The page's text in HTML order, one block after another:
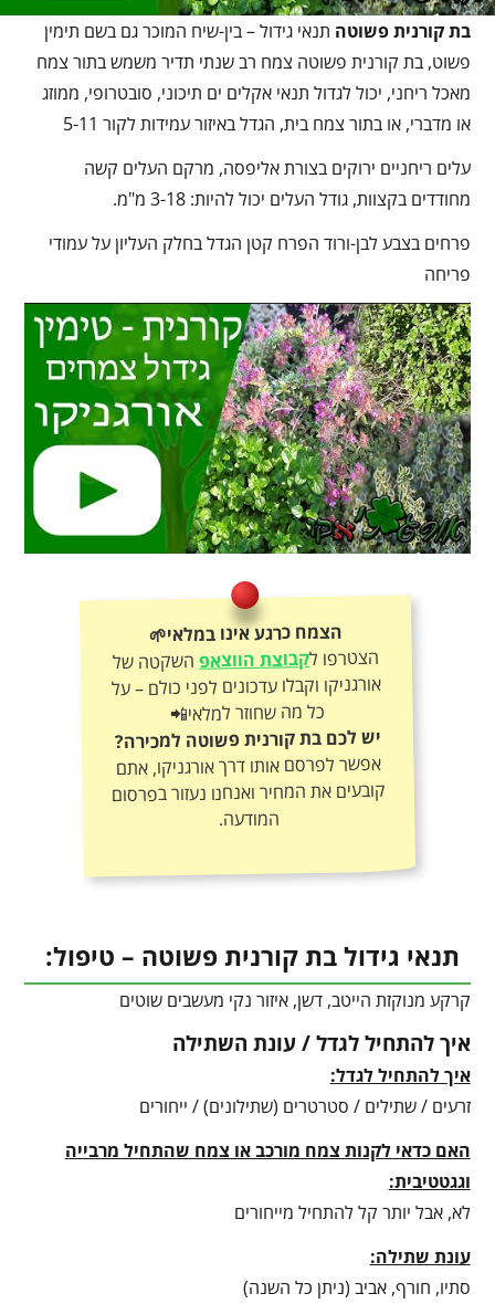
בת קורנית פשוטה תנאי גידול – בין-שיח המוכר גם בשם תימין
פשוט, בת קורנית פשוטה צמח רב שנתי תדיר משמש בתור צמח
מאכל ריחני, יכול לגדול תנאי אקלים ים תיכוני, סובטרופי, ממוזג
או מדברי, או בתור צמח בית, הגדל באיזור עמידות לקור 5-11
עלים ריחניים ירוקים בצורת אליפסה, מרקם העלים קשה
מחודדים בקצוות, גודל העלים יכול להיות: 3-18 מ"מ.
פרחים בצבע לבן-ורוד הפרח קטן הגדל בחלק העליון על עמודי
פריחה
הצמח כרגע אינו במלאי🌱
הצטרפו לקבוצת הווצאפהשקטה של
אורגניקו וקבלו עדכונים לפני כולם – על
כל מה שחוזר למלאי📲
יש לכם בת קורנית פשוטה למכירה?
אפשר לפרסם אותו דרך אורגניקו, אתם
קובעים את המחיר ואנחנו נעזור בפרסום
המודעה.
תנאי גידול בת קורנית פשוטה – טיפול:
קרקע מנוקזת הייטב, דשן, איזור נקי מעשבים שוטים
איך להתחיל לגדל / עונת השתילה
איך להתחיל לגדל:
זרעים / שתילים / סטרטרים (שתילונים) / ייחורים
האם כדאי לקנות צמח מורכב או צמח שהתחיל מרבייה
וגגטטיבית:
לא, אבל יותר קל להתחיל מייחורים
עונת שתילה:
סתיו, חורף, אביב (ניתן כל השנה)